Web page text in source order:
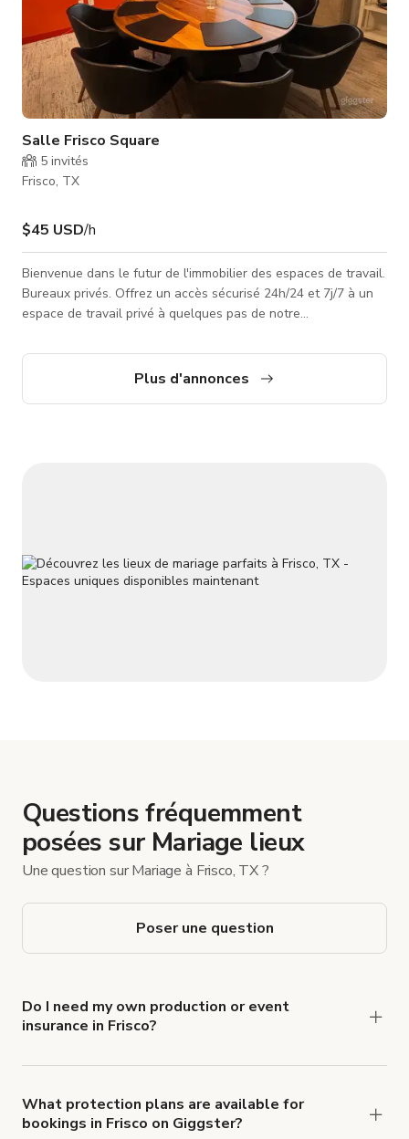
Salle Frisco Square
5 invités
Frisco, TX
$45 USD/h
Bienvenue dans le futur de l'immobilier des espaces de travail.
Bureaux privés. Offrez un accès sécurisé 24h/24 et 7j/7 à un
espace de travail privé à quelques pas de notre
bureaux privés sont entièrement meublés avec des bureaux
haute performance, des chaises, d'autres
Plus d'annonces
Questions fréquemment
posées sur Mariage lieux
Une question sur Mariage à Frisco, TX ?
Poser une question
Do I need my own production or event
insurance in Frisco?
insurance with liability coverage of no less than
$1,000,000.
What protection plans are available for
bookings in Frisco on Giggster?